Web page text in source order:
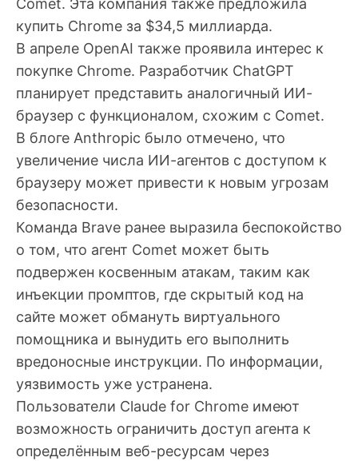
Comet. Эта компания также предложила
купить Chrome за $34,5 миллиарда.
В апреле OpenAI также проявила интерес к
покупке Chrome. Разработчик ChatGPT
планирует представить аналогичный ИИ-
браузер с функционалом, схожим с Comet.
В блоге Anthropic было отмечено, что
увеличение числа ИИ-агентов с доступом к
браузеру может привести к новым угрозам
безопасности.
Команда Brave ранее выразила беспокойство
о том, что агент Comet может быть
подвержен косвенным атакам, таким как
инъекции промптов, где скрытый код на
сайте может обмануть виртуального
помощника и вынудить его выполнить
вредоносные инструкции. По информации,
уязвимость уже устранена.
Пользователи Claude for Chrome имеют
возможность ограничить доступ агента к
определённым веб-ресурсам через